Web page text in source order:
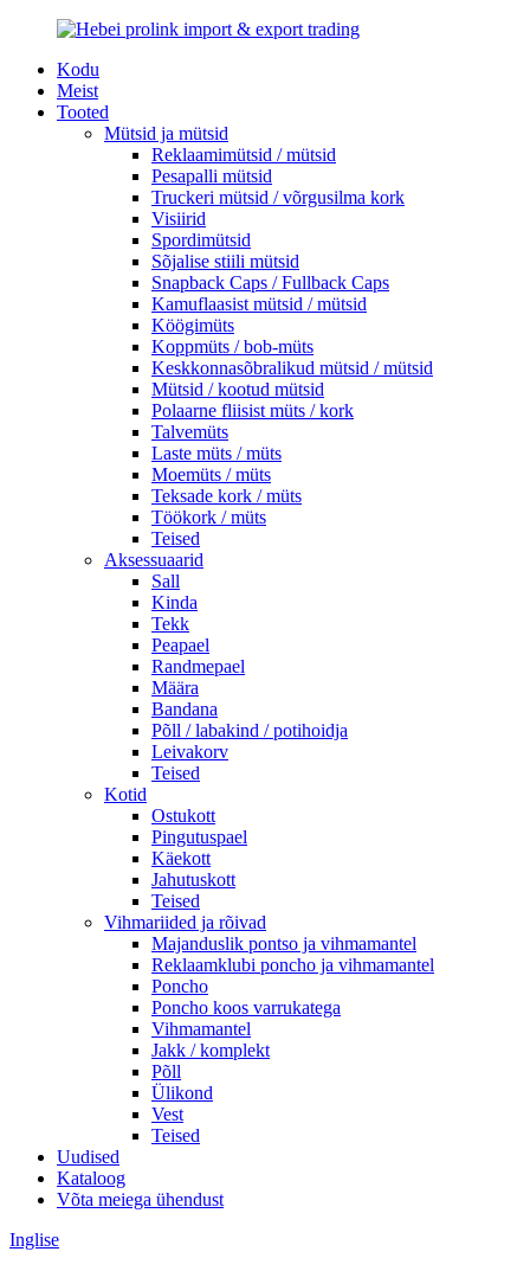
Kodu
Meist
Tooted
Mütsid ja mütsid
Reklaamimütsid / mütsid
Pesapalli mütsid
Truckeri mütsid / võrgusilma kork
Visiirid
Spordimütsid
Sõjalise stiili mütsid
Snapback Caps / Fullback Caps
Kamuflaasist mütsid / mütsid
Köögimüts
Koppmüts / bob-müts
Keskkonnasõbralikud mütsid / mütsid
Mütsid / kootud mütsid
Polaarne fliisist müts / kork
Talvemüts
Laste müts / müts
Moemüts / müts
Teksade kork / müts
Töökork / müts
Teised
Aksessuaarid
Sall
Kinda
Tekk
Peapael
Randmepael
Määra
Bandana
Põll / labakind / potihoidja
Leivakorv
Teised
Kotid
Ostukott
Pingutuspael
Käekott
Jahutuskott
Teised
Vihmariided ja rõivad
Majanduslik pontso ja vihmamantel
Reklaamklubi poncho ja vihmamantel
Poncho
Poncho koos varrukatega
Vihmamantel
Jakk / komplekt
Põll
Ülikond
Vest
Teised
Uudised
Kataloog
Võta meiega ühendust
Inglise